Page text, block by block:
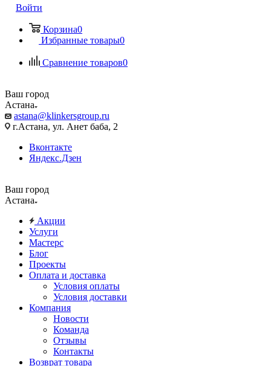
Войти
Корзина0
Избранные товары0
Сравнение товаров0
Ваш город
Астана
astana@klinkersgroup.ru
г.Астана, ул. Анет баба, 2
Вконтакте
Яндекс.Дзен
Ваш город
Астана
Акции
Услуги
Мастерс
Блог
Проекты
Оплата и доставка
Условия оплаты
Условия доставки
Компания
Новости
Команда
Отзывы
Контакты
Возврат товара